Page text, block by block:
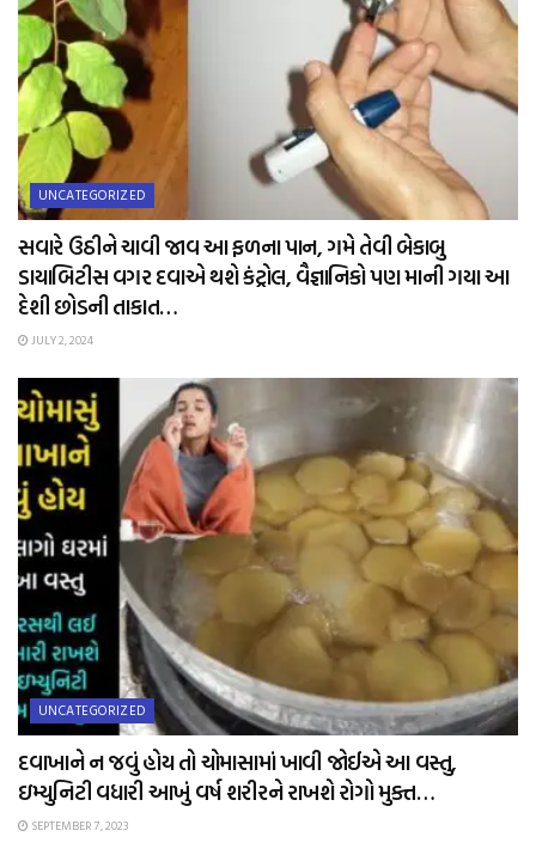
UNCATEGORIZED
સવારે ઉઠીને ચાવી જાવ આ ફળના પાન, ગમે તેવી બેકાબુ
ડાયાબિટીસ વગર દવાએ થશે કંટ્રોલ, વૈજ્ઞાનિકો પણ માની ગયા આ
દેશી છોડની તાકાત…
JULY 2, 2024
UNCATEGORIZED
દવાખાને ન જવું હોય તો ચોમાસામાં ખાવી જોઈએ આ વસ્તુ,
ઇમ્યુનિટી વધારી આખું વર્ષ શરીરને રાખશે રોગો મુક્ત…
SEPTEMBER 7, 2023